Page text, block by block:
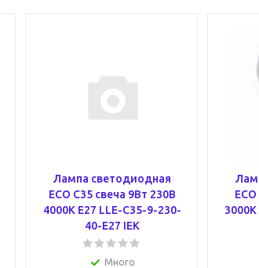
Лампа светодиодная
ECO C35 свеча 9Вт 230В
4000К E27 LLE-C35-9-230-
40-E27 IEK
Много
3000К